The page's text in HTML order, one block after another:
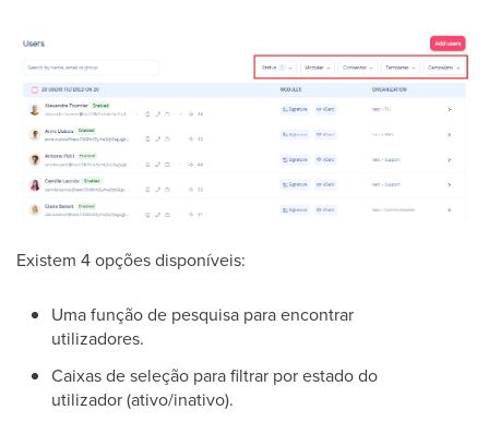
Existem 4 opções disponíveis:
Uma função de pesquisa para encontrar
utilizadores.
Caixas de seleção para filtrar por estado do
utilizador (ativo/inativo).